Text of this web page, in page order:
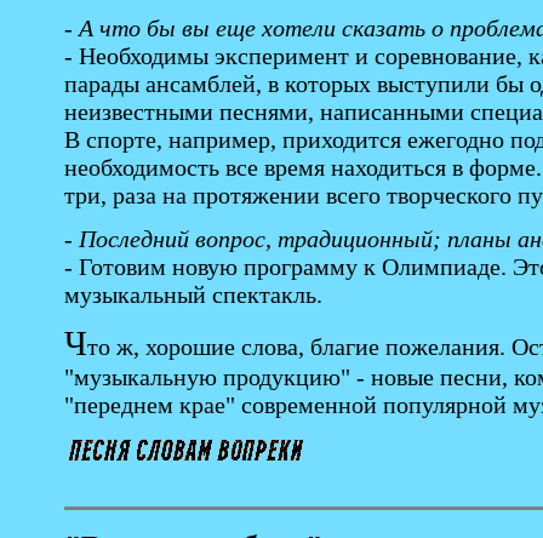
- А что бы вы еще хотели сказать о
- Необходимы эксперимент и соревнование,
парады ансамблей, в которых выступили бы
неизвестными песнями, написанными
В спорте, например, приходится ежегодно
необходимость все время находиться в
три, раза на протяжении всего творческого
- Последний вопрос, традиционный; планы
- Готовим новую программу к Олимпиаде.
музыкальный спектакль.
Что ж, хорошие слова, благие пожелания.
"музыкальную продукцию" - новые песни,
"переднем крае" современной популярной